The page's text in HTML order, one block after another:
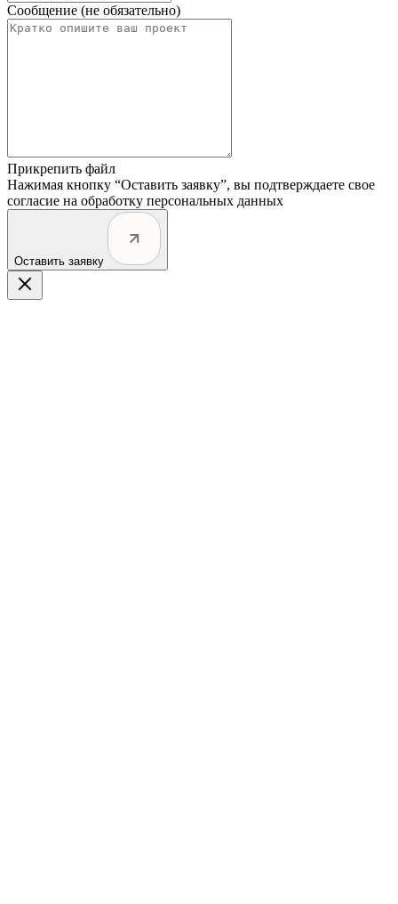
Сообщение (не обязательно)
Прикрепить файл
Нажимая кнопку “Оставить заявку”, вы подтверждаете свое
согласие на обработку персональных данных
Оставить заявку